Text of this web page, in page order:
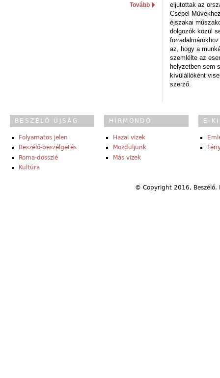
Tovább
eljutottak az
Csepel
éjszakai
dolgozók közül
az, hogy a
szemlélte az
helyzetben sem
kívülállóként
szerző.
BESZÉLŐ ÚJSÁG
Folyamatos jelen
Beszélő-beszélgetés
Roma-dosszié
Kultúra
HÍRMONDÓ
Hazai vizek
Mozduljunk
Más vizek
E-
© Copyright 2016,